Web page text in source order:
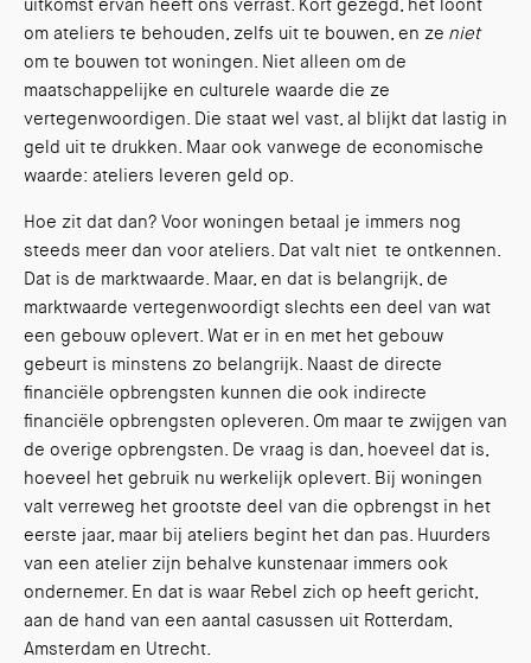
uitkomst ervan heeft ons verrast. Kort gezegd, het loont
om ateliers te behouden, zelfs uit te bouwen, en ze niet
om te bouwen tot woningen. Niet alleen om de
maatschappelijke en culturele waarde die ze
vertegenwoordigen. Die staat wel vast, al blijkt dat lastig in
geld uit te drukken. Maar ook vanwege de economische
waarde: ateliers leveren geld op.
Hoe zit dat dan? Voor woningen betaal je immers nog
steeds meer dan voor ateliers. Dat valt niet te ontkennen.
Dat is de marktwaarde. Maar, en dat is belangrijk, de
marktwaarde vertegenwoordigt slechts een deel van wat
een gebouw oplevert. Wat er in en met het gebouw
gebeurt is minstens zo belangrijk. Naast de directe
financiële opbrengsten kunnen die ook indirecte
financiële opbrengsten opleveren. Om maar te zwijgen van
de overige opbrengsten. De vraag is dan, hoeveel dat is,
hoeveel het gebruik nu werkelijk oplevert. Bij woningen
valt verreweg het grootste deel van die opbrengst in het
eerste jaar, maar bij ateliers begint het dan pas. Huurders
van een atelier zijn behalve kunstenaar immers ook
ondernemer. En dat is waar Rebel zich op heeft gericht,
aan de hand van een aantal casussen uit Rotterdam,
Amsterdam en Utrecht.